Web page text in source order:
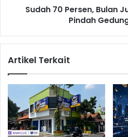
d
n
l
n
d
B
n
J
u
n
Sudah 70 Persen, Bulan
Pindah
Artikel Terkait